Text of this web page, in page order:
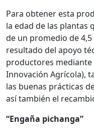
Para obtener esta
la edad de las plantas
de un promedio de 4,5
resultado del apoyo
productores
Innovación Agrícola),
las buenas prácticas
así también el
“Engaña pichanga”